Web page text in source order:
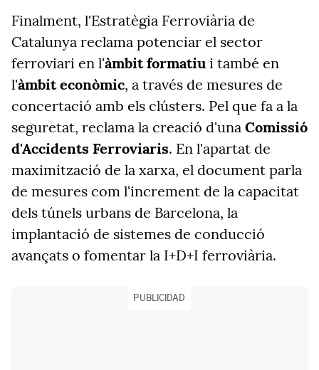
Finalment, l'Estratègia Ferroviària de
Catalunya reclama potenciar el sector
ferroviari en l'àmbit formatiu i també en
l'àmbit econòmic, a través de mesures de
concertació amb els clústers. Pel que fa a la
seguretat, reclama la creació d'una Comissió
d'Accidents Ferroviaris. En l'apartat de
maximització de la xarxa, el document parla
de mesures com l'increment de la capacitat
dels túnels urbans de Barcelona, la
implantació de sistemes de conducció
avançats o fomentar la I+D+I ferroviària.
PUBLICIDAD